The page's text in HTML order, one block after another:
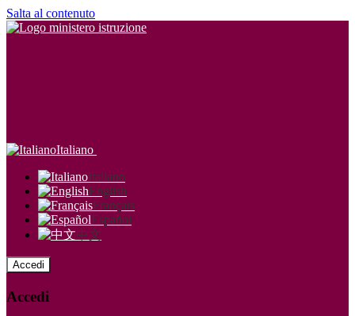
Salta al contenuto
Italiano
Italiano
English
Français
Español
中文
Accedi
Accedi